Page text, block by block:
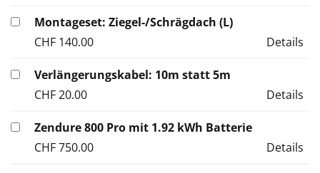
Montageset: Ziegel-/Schrägdach (L)
Details
CHF 140.00
Verlängerungskabel: 10m statt 5m
Details
CHF20.00
Zendure 800 Pro mit 1.92 kWh Batterie
Details
CHF750.00